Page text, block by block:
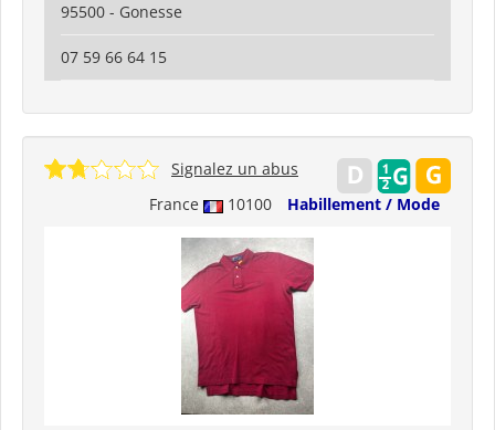
95500 - Gonesse
07 59 66 64 15
France 10100 Habillement / Mode
Signalez un abus